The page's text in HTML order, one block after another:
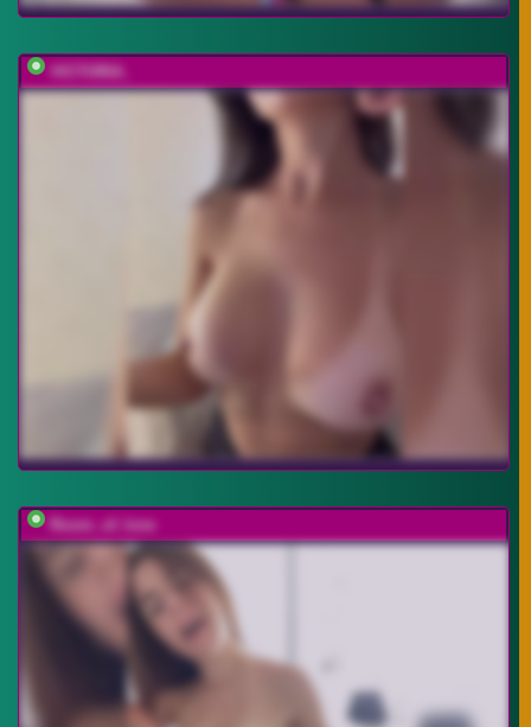
VICTORIA_
Room_of_love